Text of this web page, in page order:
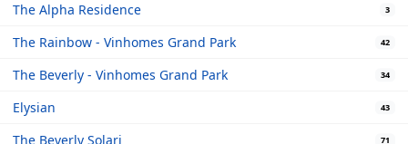
The Alpha Residence 3
The Rainbow - Vinhomes Grand Park 42
The Beverly - Vinhomes Grand Park 34
Elysian 43
The Beverly Solari 71